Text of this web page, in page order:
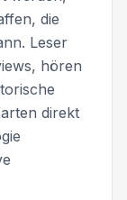
die
Leser
hören
direkt